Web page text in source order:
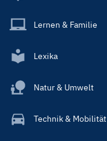
Lernen & Familie
Lexika
Natur & Umwelt
Technik & Mobilität